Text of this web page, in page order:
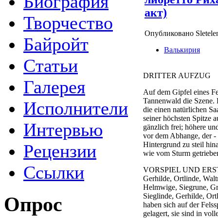
Творчество
Байройт
Статьи
Галерея
Исполнители
Интервью
Рецензии
Ссылки
Опрос
акт)
Опубликовано
Валькирия
DRITTER AUFZUG
Auf dem Gipfel eines
Tannenwald die
die einen natürlichen
seiner höchsten Spitze
gänzlich frei; höhere
vor dem Abhange, der
Hintergrund zu steil
wie vom Sturm
VORSPIEL UND
Gerhilde, Ortlinde,
Helmwige, Siegrune,
Sieglinde, Gerhilde,
haben sich auf der
gelagert, sie sind in